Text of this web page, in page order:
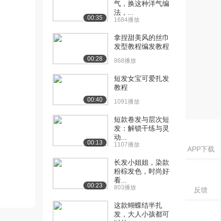
APP下载
反馈
00:35
气，换这种洋气编
法，...
1684播放
00:28
拿捏甜美风的丝巾
发型教程编发教程
868播放
00:40
短发女宝可爱扎发
教程
1091播放
00:13
短款卷发与层次短
发：解锁干练与灵
动...
1107播放
00:23
长发小姐姐，染款
粉棕发色，时尚好
看...
803播放
这款蝴蝶结半扎
发，大人小孩都可